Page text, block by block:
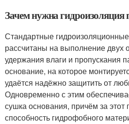
Зачем нужна гидроизоляция
Стандартные
рассчитаны на выполнение двух
удержания влаги и пропускания
основание, на которое
удаётся надёжно защитить от
Одновременно с этим
сушка основания, причём за этот
способность гидрофобного